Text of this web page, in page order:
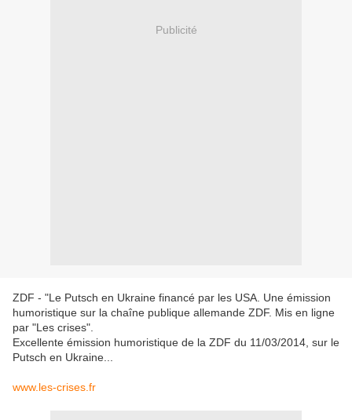
Publicité
ZDF - "Le Putsch en Ukraine financé par les USA. Une émission
humoristique sur la chaîne publique allemande ZDF. Mis en ligne
par "Les crises".
Excellente émission humoristique de la ZDF du 11/03/2014, sur le
Putsch en Ukraine...
www.les-crises.fr